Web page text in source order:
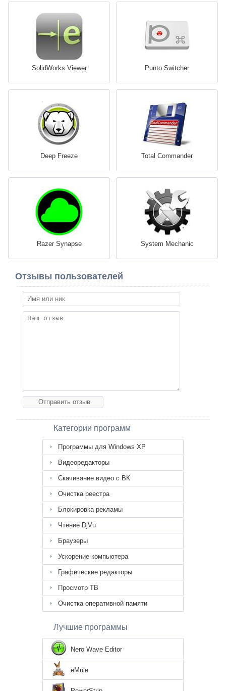
SolidWorks Viewer Punto Switcher
Deep Freeze Total Commander
Razer Synapse System Mechanic
Отзывы пользователей
Категории программ
Программы для Windows XP
Видеоредакторы
Скачивание видео с ВК
Очистка реестра
Блокировка рекламы
Чтение DjVu
Браузеры
Ускорение компьютера
Графические редакторы
Просмотр ТВ
Очистка оперативной памяти
Лучшие программы
Nero Wave Editor
eMule